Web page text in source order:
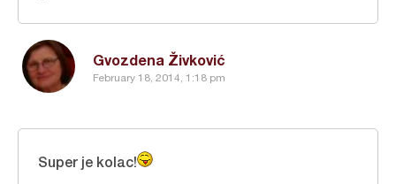
Gvozdena Živković
February 18, 2014, 1:18 pm
Super je kolac!